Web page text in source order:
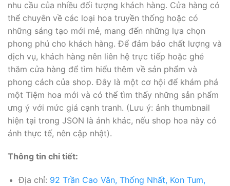
nhu cầu của nhiều đối tượng khách hàng. Cửa hàng có
thể chuyên về các loại hoa truyền thống hoặc có
những sáng tạo mới mẻ, mang đến những lựa chọn
phong phú cho khách hàng. Để đảm bảo chất lượng và
dịch vụ, khách hàng nên liên hệ trực tiếp hoặc ghé
thăm cửa hàng để tìm hiểu thêm về sản phẩm và
phong cách của shop. Đây là một cơ hội để khám phá
một Tiệm hoa mới và có thể tìm thấy những sản phẩm
ưng ý với mức giá cạnh tranh. (Lưu ý: ảnh thumbnail
hiện tại trong JSON là ảnh khác, nếu shop hoa này có
ảnh thực tế, nên cập nhật).
Thông tin chi tiết:
Địa chỉ: 92 Trần Cao Vân, Thống Nhất, Kon Tum,